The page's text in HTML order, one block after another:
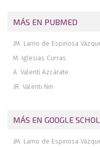
MÁS EN PUBMED
JM. Lamo de Espinosa
M. Iglesias Curras
A. Valentí Azcárate
JR. Valenti Nin
MÁS EN GOOGLE
JM. Lamo de Espinosa